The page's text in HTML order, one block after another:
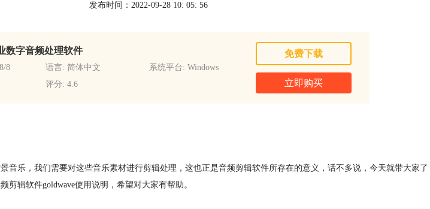
发布时间：2022-09-28 10: 05: 56
数字音频处理软件
8 语言: 简体中文
系统平台: Windows
评分: 4.6
免费下载
立即购买
音乐，我们需要对这些音乐素材进行剪辑处理，这也正是音频剪辑软件所存在的意义，话不多说，今天就带大家了
剪辑软件goldwave使用说明，希望对大家有帮助。